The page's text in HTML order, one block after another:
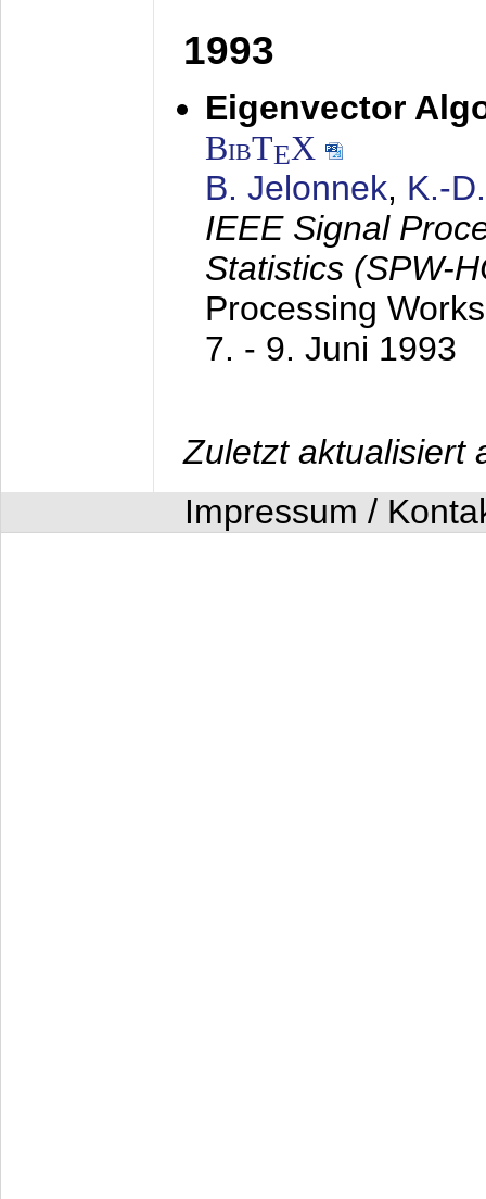
1993
Eigenvector
BibTEX
B. Jelonnek, K.-
IEEE Signal
Statistics (SPW-
Processing
7. - 9. Juni 1993
Zuletzt aktualisiert
Impressum /